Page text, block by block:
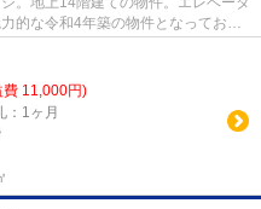
的な令和4年築の物件となってお
11,000円)
：1ヶ月